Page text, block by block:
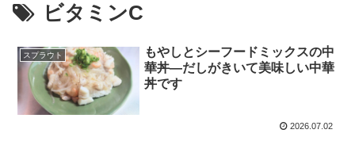
ビタミンC
スプラウト
もやしとシーフードミックスの中
華丼―だしがきいて美味しい中華
丼です
2026.07.02